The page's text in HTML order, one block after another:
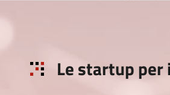
Le startup per